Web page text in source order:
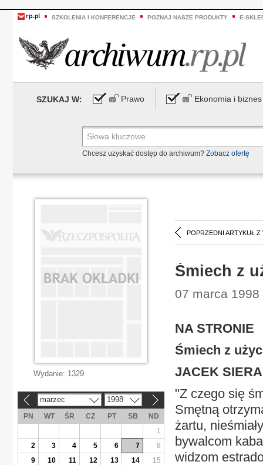
SZKOLENIA I KONFERENCJE POZNAJ NASZE PRODUKTY E-
SZUKAJ W: Prawo Ekonomia i biznes
Chcesz uzyskać dostęp do archiwum? Zobacz ofertę
POPRZEDNI ARTYKUŁ Z
Śmiech z
07 marca
NA STRONIE
Śmiech z
JACEK
"Z czego się
Smętną
żartu,
bywalcom
widzom
Wydanie: 1329
marzec 1998
PN WT ŚR CZ PT SB
ND
1
2
3 4 5 6 7
8
9
10 11 12 13 14
15